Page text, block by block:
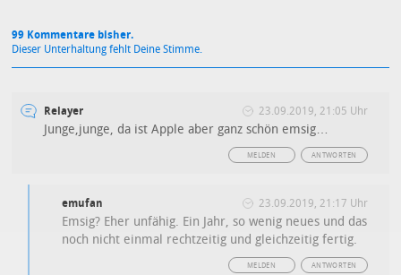
99 Kommentare bisher.
Dieser Unterhaltung fehlt Deine Stimme.
Relayer 23.09.2019, 21:05 Uhr
Junge,junge, da ist Apple aber ganz schön emsig…
ANTWORTEN
MELDEN
emufan 23.09.2019, 21:17 Uhr
Emsig? Eher unfähig. Ein Jahr, so wenig neues und das
noch nicht einmal rechtzeitig und gleichzeitig fertig.
ANTWORTEN
MELDEN